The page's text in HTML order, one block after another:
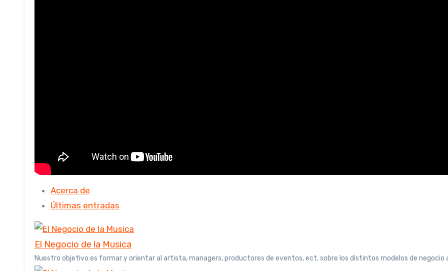
Acerca de
Últimas entradas
El Negocio de la Musica
Nuestro objetivo es formar y orientar al artista, managers, productores de eventos, ect. sobre los distintos modelos de negocio